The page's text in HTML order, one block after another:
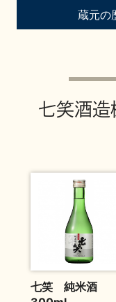
蔵元の
七笑酒造
七笑 純米酒